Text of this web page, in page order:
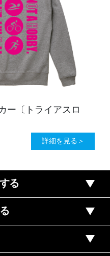
ー〔トライアスロ
詳細を見る＞
る